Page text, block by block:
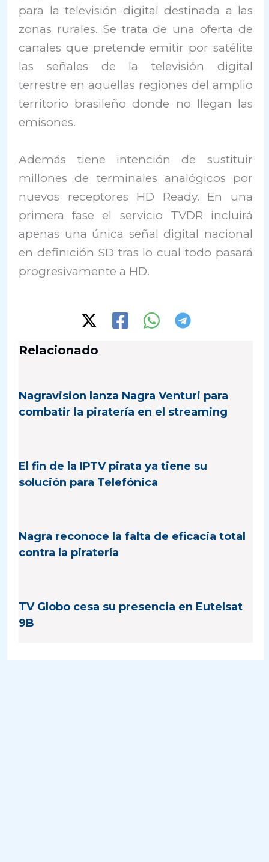
para la televisión digital destinada a las
zonas rurales. Se trata de una oferta de
canales que pretende emitir por satélite
las señales de la televisión digital
terrestre en aquellas regiones del amplio
territorio brasileño donde no llegan las
emisones.
Además tiene intención de sustituir
millones de terminales analógicos por
nuevos receptores HD Ready. En una
primera fase el servicio TVDR incluirá
apenas una única señal digital nacional
en definición SD tras lo cual todo pasará
progresivamente a HD.
Relacionado
Nagravision lanza Nagra Venturi para
combatir la piratería en el streaming
El fin de la IPTV pirata ya tiene su
solución para Telefónica
Nagra reconoce la falta de eficacia total
contra la piratería
TV Globo cesa su presencia en Eutelsat
9B